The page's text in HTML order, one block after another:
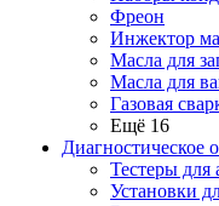
Фреон
Инжектор
Масла для
Масла для
Газовая
Ещё 16
Диагностическое
Тестеры для
Установки